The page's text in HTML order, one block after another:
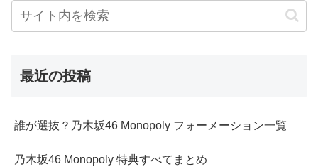
最近の投稿
誰が選抜？乃木坂46 Monopoly フォーメーション一覧
乃木坂46 Monopoly 特典すべてまとめ